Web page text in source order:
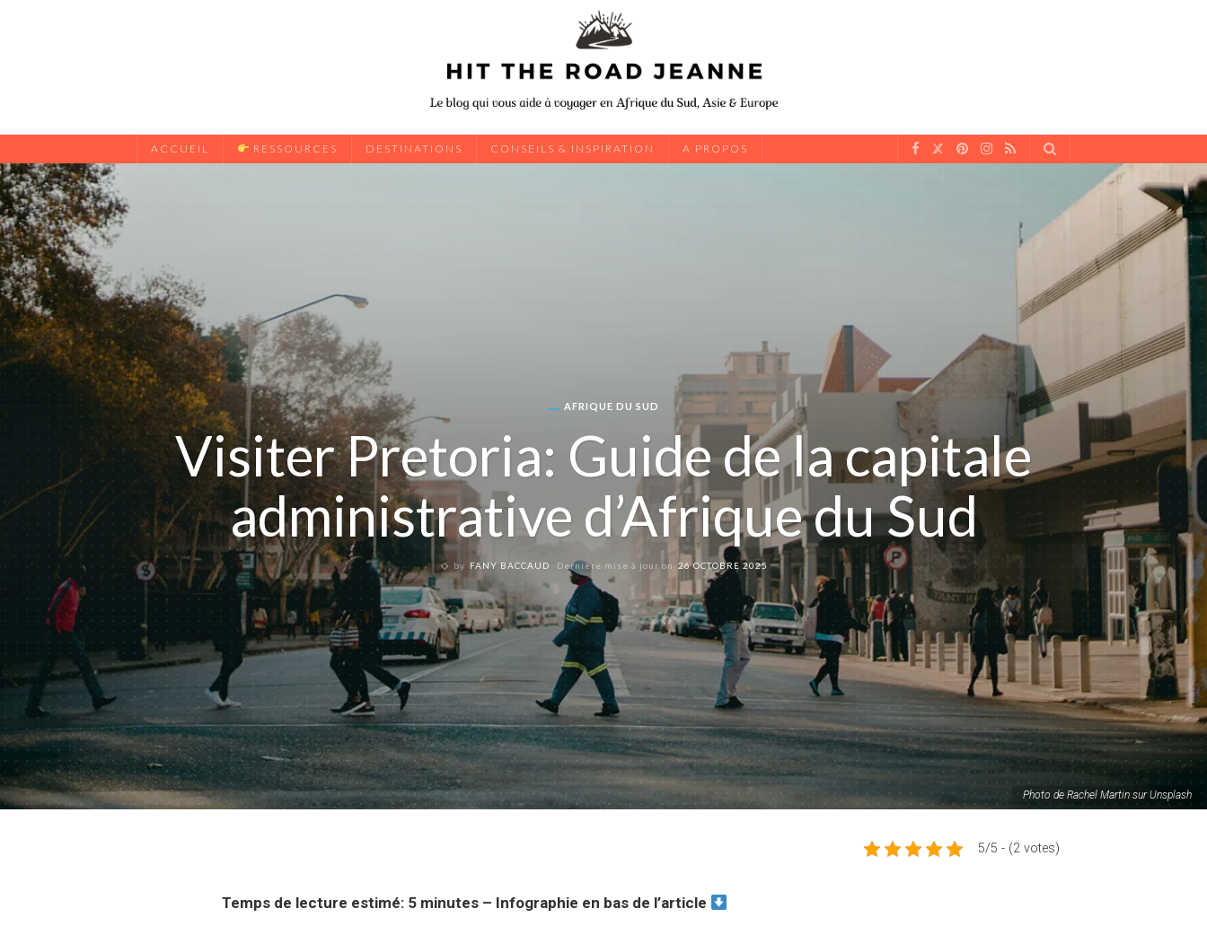
ACCUEIL RESSOURCES DESTINATIONS CONSEILS & INSPIRATION A PROPOS
AFRIQUE DU SUD
Visiter Pretoria: Guide de la capitale
administrative d’Afrique du Sud
by FANY BACCAUD Dernière mise à jour on 26 OCTOBRE 2025
Photo de Rachel Martin sur Unsplash
5/5 - (2 votes)
Temps de lecture estimé: 5 minutes – Infographie en bas de l’article